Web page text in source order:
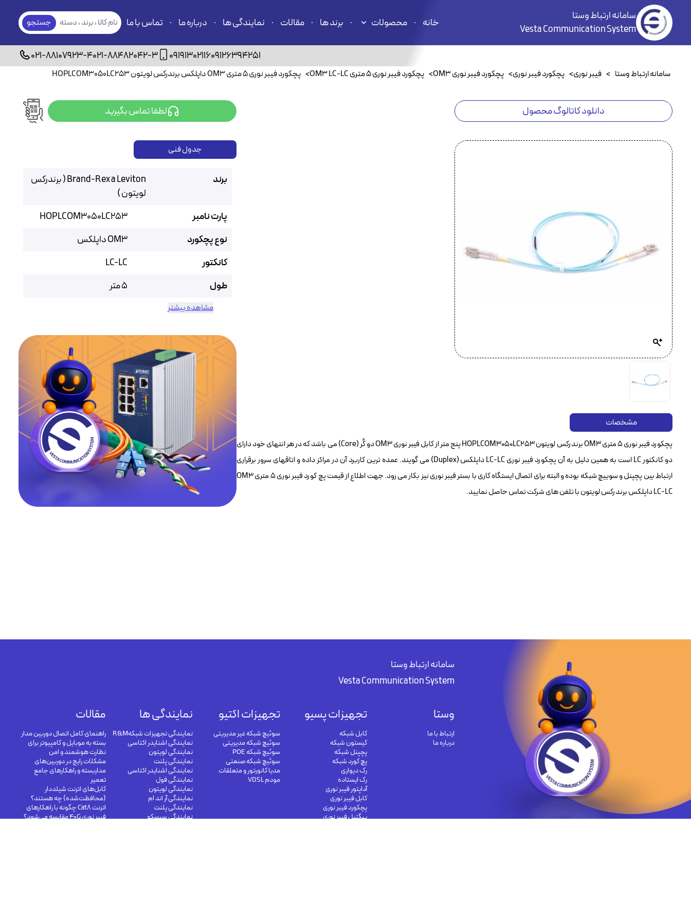
سامانه ارتباط وستا
Vesta Communication System
خانه محصولات برند ها مقالات نمایندگی ها درباره ما تماس با ما
نام کالا ، برند ، دسته
بندی
جستجو
09126394251
09191302116
021-88482042-3
021-88107923-4
سامانه ارتباط وستا > فیبر نوری> پچکورد فیبر نوری> پچکورد فیبر نوری OM3 > پچکورد فیبر نوری ۵ متری OM3 LC-LC > پچکورد فیبر نوری ۵ متری OM3 داپلکس برندرکس لویتون HOPLCOM3050LC253
دانلود کاتالوگ محصول لطفا تماس بگیرید
مشخصات
پچکورد فیبر نوری ۵ متری OM3 برندرکس لویتون HOPLCOM3050LC253 پنج متر از کابل فیبر نوری OM3 دو کُر (Core) می باشد که در هر انتهای خود دارای
دو کانکتور LC است به همین دلیل به آن پچکورد فیبر نوری LC-LC داپلکس (Duplex) می گویند. عمده ترین کاربرد آن در مراکز داده و اتاقهای سرور برقراری
ارتباط بین پچپنل و سوییچ شبکه بوده و البته برای اتصال ایستگاه کاری با بستر فیبر نوری نیز بکار می رود. جهت اطلاع از قیمت پچ کورد فیبر نوری ۵ متری OM3
LC-LC داپلکس برندرکس لویتون با تلفن های شرکت تماس حاصل نمایید.
جدول فنی
برند
Brand-Rex a Leviton ( برندرکس
لویتون )
پارت نامبر
HOPLCOM3050LC253
نوع پچکورد
OM3 داپلکس
کانکتور
LC-LC
طول
5 متر
مشاهده بیشتر
سامانه ارتباط وستا
Vesta Communication System
وستا
ارتباط با ما
درباره ما
تجهیزات پسیو
کابل شبکه
کیستون شبکه
پچپنل شبکه
پچ کورد شبکه
رک دیواری
رک ایستاده
آداپتور فیبر نوری
کابل فیبر نوری
پچکورد فیبر نوری
پیگتیل فیبر نوری
تجهیزات اکتیو
سوئیچ شبکه غیر مدیریتی
سوئیچ شبکه مدیریتی
سوئیچ شبکه POE
سوئیچ شبکه صنعتی
مدیا کانورتور و متعلقات
مودم VDSL
نمایندگی ها
نمایندگی تجهیزات شبکهR&M
نمایندگی اشنایدر اکتاسی
نمایندگی لویتون
نمایندگی پلنت
نمایندگی اشنایدر اکتاسی
نمایندگی فول
نمایندگی لویتون
نمایندگی آر اند ام
نمایندگی پلنت
نمایندگی سیسکو
مقالات
راهنمای کامل اتصال دوربین مدار
بسته به موبایل و کامپیوتر برای
نظارت هوشمند و امن
مشکلات رایج در دوربین‌های
مداربسته و راهکارهای جامع
تعمیر
کابل‌های اترنت شیلددار
(محافظت‌شده) چه هستند؟
اترنت Cat8 چگونه با راهکارهای
فیبر نوری 40G مقایسه می‌شود؟